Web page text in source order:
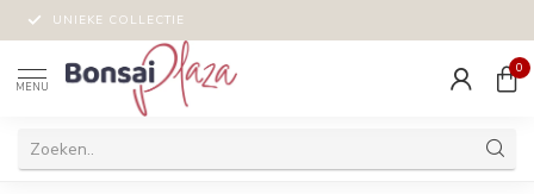
UNIEKE COLLECTIE
MENU
0